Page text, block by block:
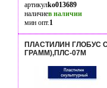
артикулko013689
наличиев наличии
мин опт.1
ПЛАСТИЛИН ГЛОБУС
ГРАММ),ПЛС-07М